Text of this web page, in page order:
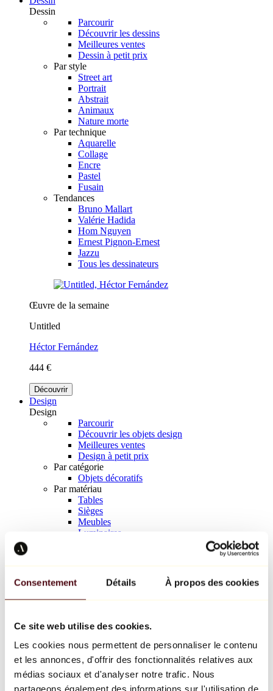
Consentement Détails À propos des cookies
Ce site web utilise des cookies.
Les cookies nous permettent de personnaliser le contenu
et les annonces, d'offrir des fonctionnalités relatives aux
médias sociaux et d'analyser notre trafic. Nous
partageons également des informations sur l'utilisation de
Dessin
Parcourir
Découvrir les dessins
Meilleures ventes
Dessin à petit prix
Par style
Street art
Portrait
Abstrait
Animaux
Nature morte
Par technique
Aquarelle
Collage
Encre
Pastel
Fusain
Tendances
Bruno Mallart
Valérie Hadida
Hom Nguyen
Ernest Pignon-Ernest
Jazzu
Tous les dessinateurs
Œuvre de la semaine
Untitled
Héctor Fernández
444 €
Découvrir
Design
Design
Parcourir
Découvrir les objets design
Meilleures ventes
Design à petit prix
Par catégorie
Objets décoratifs
Par matériau
Tables
Sièges
Meubles
Luminaires
Richard Orlinski
Keith Haring
Jeff Koons
Jean-Michel Basquiat
Tous les designers
Œuvre de la semaine